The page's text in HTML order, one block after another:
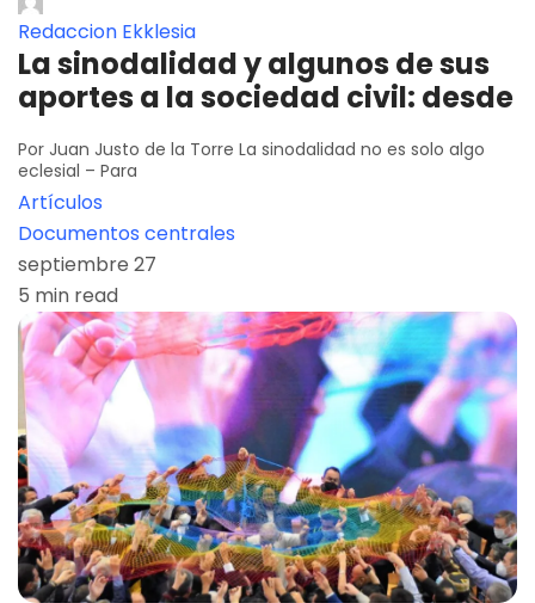
Redaccion Ekklesia
La sinodalidad y algunos de sus
aportes a la sociedad civil: desde
Por Juan Justo de la Torre La sinodalidad no es solo algo
eclesial – Para
Artículos
Documentos centrales
septiembre 27
5 min read